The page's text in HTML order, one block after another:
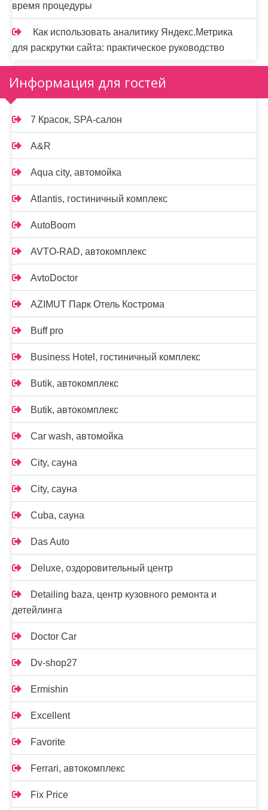
время процедуры
Как использовать аналитику Яндекс.Метрика
для раскрутки сайта: практическое руководство
Информация для гостей
7 Красок, SPA-салон
A&R
Aqua city, автомойка
Atlantis, гостиничный комплекс
AutoBoom
AVTO-RAD, автокомплекс
AvtoDoctor
AZIMUT Парк Отель Кострома
Buff pro
Business Hotel, гостиничный комплекс
Butik, автокомплекс
Butik, автокомплекс
Car wash, автомойка
City, сауна
City, сауна
Cuba, сауна
Das Auto
Deluxe, оздоровительный центр
Detailing baza, центр кузовного ремонта и
детейлинга
Doctor Car
Dv-shop27
Ermishin
Excellent
Favorite
Ferrari, автокомплекс
Fix Price